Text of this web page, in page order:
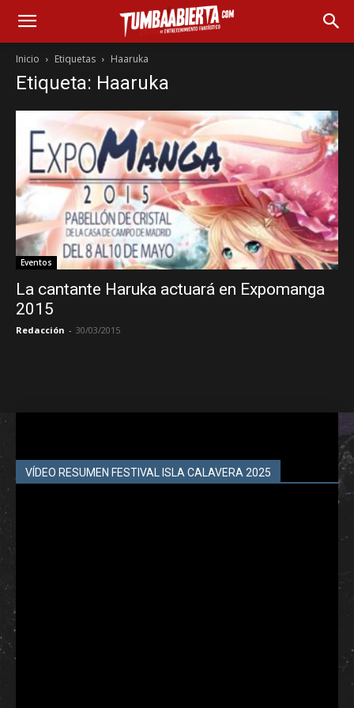
Inicio Etiquetas Haaruka
Etiqueta: Haaruka
Eventos
La cantante Haruka actuará en Expomanga
2015
Redacción - 30/03/2015
VÍDEO RESUMEN FESTIVAL ISLA CALAVERA 2025